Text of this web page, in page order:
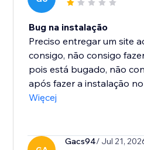
Bug na instalação
Preciso entregar um site
consigo, não consigo
pois está bugado, não
após fazer a instalação
Więcej
Gacs94/ Jul 21,